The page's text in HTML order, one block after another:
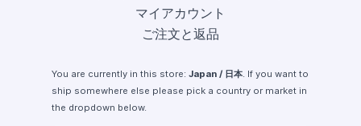
マイアカウント
ご注文と返品
You are currently in this store: Japan / 日本. If you want to
ship somewhere else please pick a country or market in
the dropdown below.